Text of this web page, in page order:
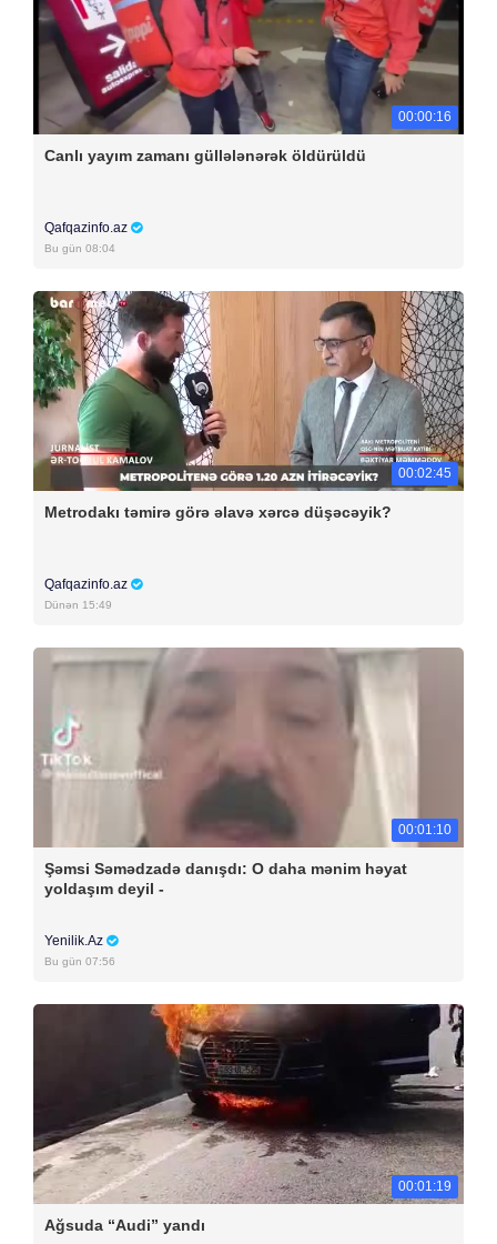
00:00:16
Canlı yayım zamanı güllələnərək öldürüldü
Qafqazinfo.az
Bu gün 08:04
00:02:45
Metrodakı təmirə görə əlavə xərcə düşəcəyik?
Qafqazinfo.az
Dünən 15:49
00:01:10
Şəmsi Səmədzadə danışdı: O daha mənim həyat
yoldaşım deyil -
Yenilik.Az
Bu gün 07:56
00:01:19
Ağsuda “Audi” yandı